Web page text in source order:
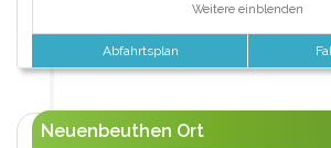
Weitere einblenden
Abfahrtsplan
Neuenbeuthen Ort